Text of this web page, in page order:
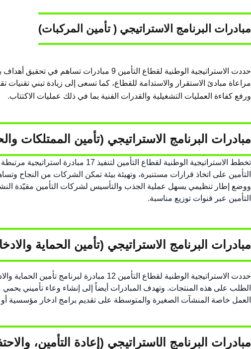
مبادرات البرنامج الاستراتيجي ( تأمين المركبات)
حددت الاستراتيجية الوطنية لقطاع
مراعاة مبادئ الاستقرار والاستدامة للقطاع، كما تسعى إلى زيادة تبني
ورفع كفاءة العمليات التشغيلية والقدرات الفنية بما في ذلك عمليات الاكتتاب.
مبادرات البرنامج الاستراتيجي (تأمين الممتلكات
تخطط الاستراتيجية الوطنية
التأمين على اتخاذ قرارات مستنيرة، وتهيئة بيئة تمكن الشركات من النجاح
ووضع إطار تنظيمي يسهل عملية الجذب والتأسيس لشركات التأمين مقيّدة
التأمين عبر قنوات توزيع مناسبة.
مبادرات البرنامج الاستراتيجي (تأمين الحماية
حددت الاستراتيجية الوطنية لقطاع
الطلب على هذه المنتجات. وتهدف المبادرات أيضاً إلى إنشاء وعاء تأميني
العمل خاصة المنشآت الصغيرة والمتوسطة على تقديم برامج ادخار مؤسسية
مبادرات البرنامج ال​​​استراتيجي (​إعادة التأمين،